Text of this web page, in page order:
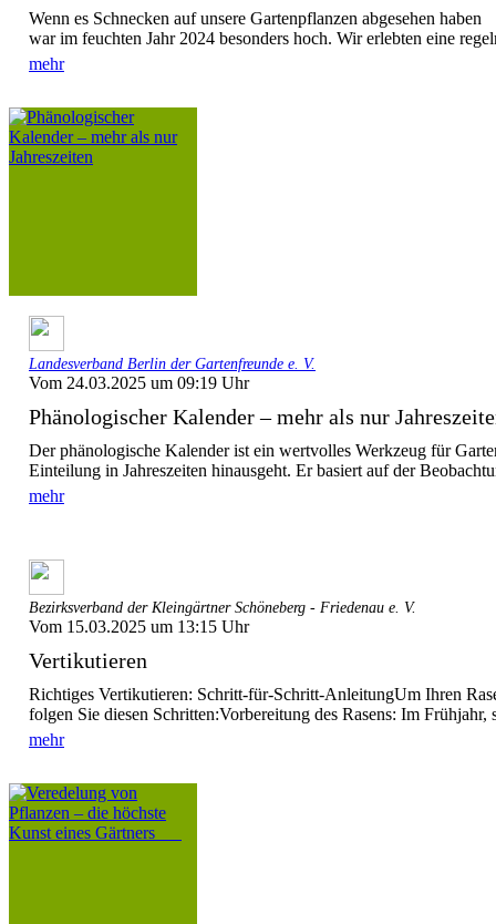
Wenn es Schnecken auf unsere Gartenpflanzen abgesehen
war im feuchten Jahr 2024 besonders hoch. Wir erlebten eine
mehr
Landesverband Berlin der Gartenfreunde e. V.
Vom 24.03.2025 um 09:19 Uhr
Phänologischer Kalender – mehr als nur
Der phänologische Kalender ist ein wertvolles Werkzeug für
Einteilung in Jahreszeiten hinausgeht. Er basiert auf der
mehr
Bezirksverband der Kleingärtner Schöneberg - Friedenau e. V.
Vom 15.03.2025 um 13:15 Uhr
Vertikutieren
Richtiges Vertikutieren: Schritt-für-Schritt-AnleitungUm Ihren
folgen Sie diesen Schritten:Vorbereitung des Rasens: Im Frühjahr,
mehr